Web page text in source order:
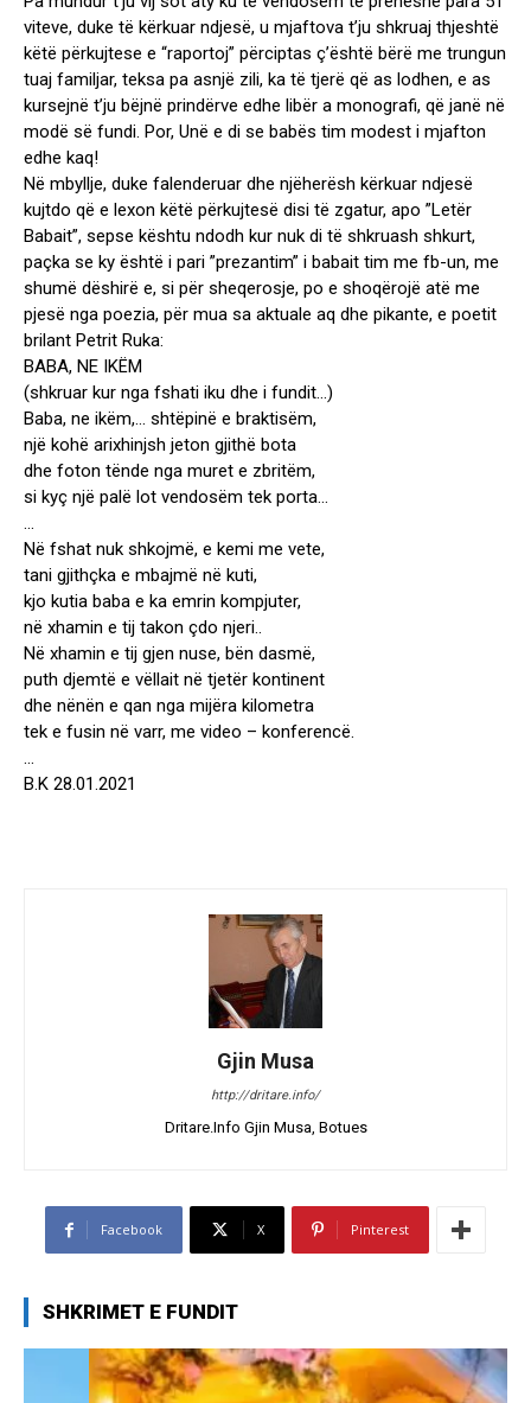
viteve, duke të kërkuar ndjesë, u mjaftova t’ju shkruaj thjeshtë
këtë përkujtese e “raportoj” përciptas ç’është bërë me trungun
tuaj familjar, teksa pa asnjë zili, ka të tjerë që as lodhen, e as
kursejnë t’ju bëjnë prindërve edhe libër a monografi, që janë në
modë së fundi. Por, Unë e di se babës tim modest i mjafton
edhe kaq!
Në mbyllje, duke falenderuar dhe njëherësh kërkuar ndjesë
kujtdo që e lexon këtë përkujtesë disi të zgatur, apo ”Letër
Babait”, sepse kështu ndodh kur nuk di të shkruash shkurt,
paçka se ky është i pari ”prezantim” i babait tim me fb-un, me
shumë dëshirë e, si për sheqerosje, po e shoqërojë atë me
pjesë nga poezia, për mua sa aktuale aq dhe pikante, e poetit
brilant Petrit Ruka:
BABA, NE IKËM
(shkruar kur nga fshati iku dhe i fundit…)
Baba, ne ikëm,… shtëpinë e braktisëm,
një kohë arixhinjsh jeton gjithë bota
dhe foton tënde nga muret e zbritëm,
si kyç një palë lot vendosëm tek porta…
…
Në fshat nuk shkojmë, e kemi me vete,
tani gjithçka e mbajmë në kuti,
kjo kutia baba e ka emrin kompjuter,
në xhamin e tij takon çdo njeri..
Në xhamin e tij gjen nuse, bën dasmë,
puth djemtë e vëllait në tjetër kontinent
dhe nënën e qan nga mijëra kilometra
tek e fusin në varr, me video – konferencë.
…
B.K 28.01.2021
Gjin Musa
http://dritare.info/
Dritare.Info Gjin Musa, Botues
Facebook X Pinterest
SHKRIMET E FUNDIT